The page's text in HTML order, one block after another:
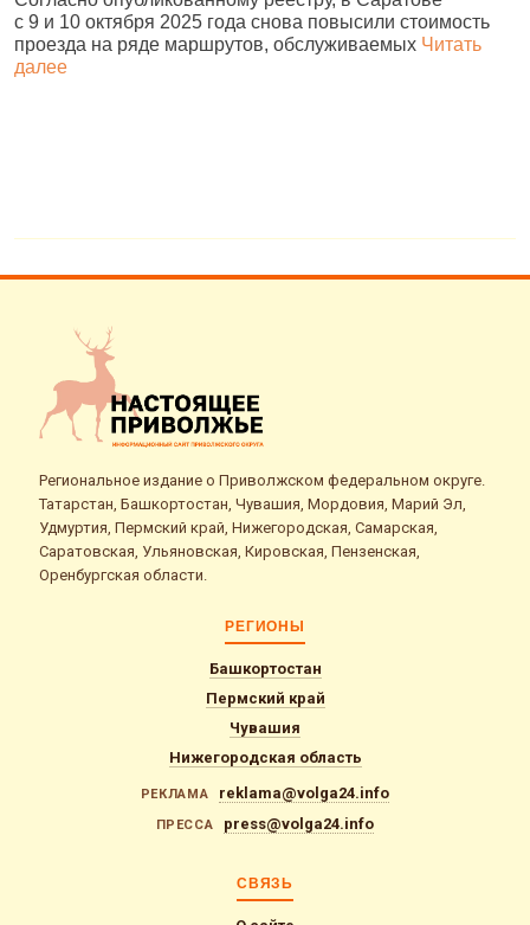
с 9 и 10 октября 2025 года снова повысили стоимость
проезда на ряде маршрутов, обслуживаемых Читать
далее
Региональное издание о Приволжском федеральном округе.
Татарстан, Башкортостан, Чувашия, Мордовия, Марий Эл,
Удмуртия, Пермский край, Нижегородская, Самарская,
Саратовская, Ульяновская, Кировская, Пензенская,
Оренбургская области.
РЕГИОНЫ
Башкортостан
Пермский край
Чувашия
Нижегородская область
РЕКЛАМА reklama@volga24.info
ПРЕССА press@volga24.info
СВЯЗЬ